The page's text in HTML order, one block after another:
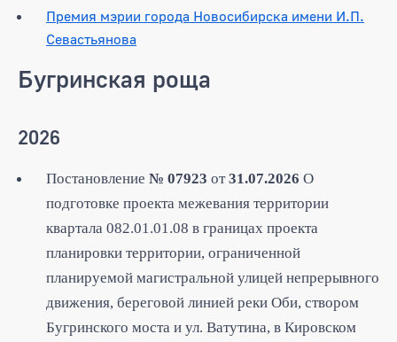
Премия мэрии города Новосибирска имени И.П.
Севастьянова
Бугринская роща
2026
Постановление № 07923 от31.07.2026 О
подготовке проекта межевания территории
квартала 082.01.01.08 в границах проекта
планировки территории, ограниченной
планируемой магистральной улицей непрерывного
движения, береговой линией реки Оби, створом
Бугринского моста и ул. Ватутина, в Кировском